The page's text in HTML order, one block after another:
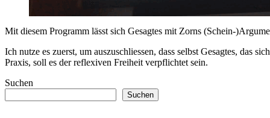
Mit diesem Programm lässt sich Gesagtes mit Zorns (Schein-
Ich nutze es zuerst, um auszuschliessen, dass selbst Gesagtes, das
Praxis, soll es der reflexiven Freiheit verpflichtet sein.
Suchen
Suchen